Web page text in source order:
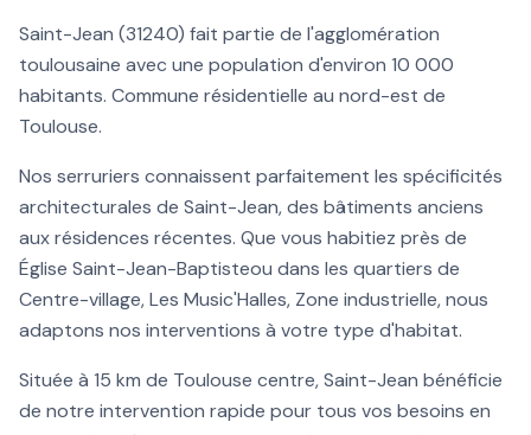
Saint-Jean (31240) fait partie de l'agglomération
toulousaine avec une population d'environ 10 000
habitants. Commune résidentielle au nord-est de
Toulouse.
Nos serruriers connaissent parfaitement les spécificités
architecturales de Saint-Jean, des bâtiments anciens
aux résidences récentes. Que vous habitiez près de
Église Saint-Jean-Baptisteou dans les quartiers de
Centre-village, Les Music'Halles, Zone industrielle, nous
adaptons nos interventions à votre type d'habitat.
Située à 15 km de Toulouse centre,Saint-Jean bénéficie
de notre intervention rapide pour tous vos besoins en